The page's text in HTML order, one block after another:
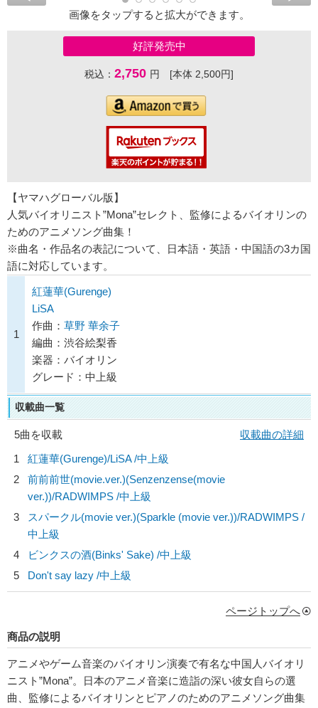
画像をタップすると拡大ができます。
好評発売中
税込： 2,750 円 [本体 2,500円]
【ヤマハグローバル版】
人気バイオリニスト”Mona”セレクト、監修によるバイオリンの
ためのアニメソング曲集！
※曲名・作品名の表記について、日本語・英語・中国語の3カ国
語に対応しています。
1
紅蓮華(Gurenge)
LiSA
作曲： 草野 華余子
編曲：渋谷絵梨香
楽器：バイオリン
グレード：中上級
収載曲一覧
5曲を収載
収載曲の詳細
1
紅蓮華(Gurenge)/LiSA/中上級
2
前前前世(movie.ver.)(Senzenzense(movie
ver.))/RADWIMPS /中上級
3
スパークル(movie ver.)(Sparkle (movie ver.))/RADWIMPS /
中上級
4
ビンクスの酒(Binks' Sake) /中上級
5
Don't say lazy /中上級
ページトップへ
商品の説明
アニメやゲーム音楽のバイオリン演奏で有名な中国人バイオリ
ニスト”Mona”。日本のアニメ音楽に造詣の深い彼女自らの選
曲、監修によるバイオリンとピアノのためのアニメソング曲集